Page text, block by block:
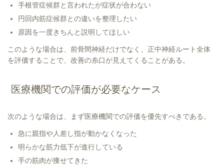
手根管症候群と言われたが症状が合わない
円回内筋症候群との違いを整理したい
原因を一度きちんと説明してほしい
このような場合は、前骨間神経だけでなく、正中神経ルート全体
を評価することで、改善の糸口が見えてくることがある。
医療機関での評価が必要なケース
次のような場合は、まず医療機関での評価を優先すべきである。
急に親指や人差し指が動かなくなった
明らかな筋力低下が進行している
手の筋肉が痩せてきた